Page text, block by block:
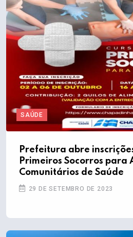
SAÚDE
Prefeitura abre
Primeiros Socorros para
Comunitários de Saúde
29 DE SETEMBRO DE 2023